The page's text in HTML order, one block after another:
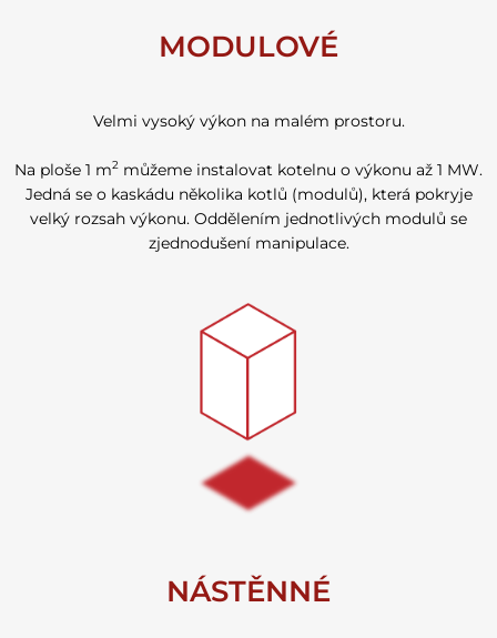
MODULOVÉ
Velmi vysoký výkon na malém prostoru.
Na ploše 1 m2 můžeme instalovat kotelnu o výkonu až 1 MW.
Jedná se o kaskádu několika kotlů (modulů), která pokryje
velký rozsah výkonu. Oddělením jednotlivých modulů se
zjednodušení manipulace.
NÁSTĚNNÉ